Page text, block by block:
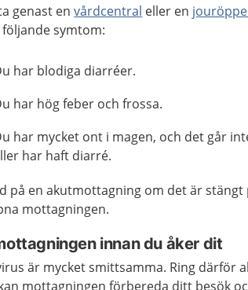
genast envårdcentral eller en
symtom:
har blodiga diarréer.
har hög feber och frossa.
har mycket ont i magen, och det går
har haft diarré.
på en akutmottagning om det är
mottagningen.
innan du åker dit
är mycket smittsamma. Ring därför
mottagningen förbereda ditt besök